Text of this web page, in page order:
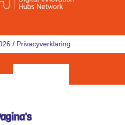
/ Privacyverklaring